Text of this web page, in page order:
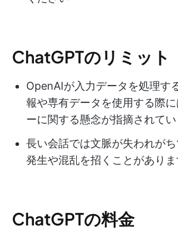
ChatGPTのリミット
OpenAIが入力データを処理す
報や専有データを使用する際
ーに関する懸念が指摘されて
長い会話では文脈が失われが
発生や混乱を招くことがありま
ChatGPTの料金